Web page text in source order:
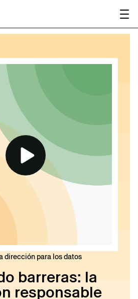
en el
2026
de IA.
dirección para los datos
barreras: la
responsable